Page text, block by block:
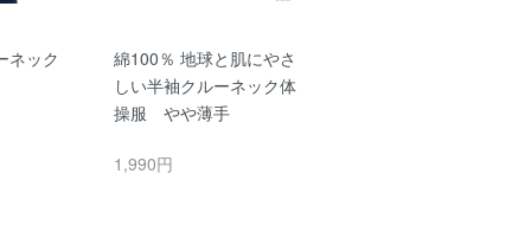
ネック
綿100％ 地球と肌にやさ
しい半袖クルーネック体
操服 やや薄手
1,990円